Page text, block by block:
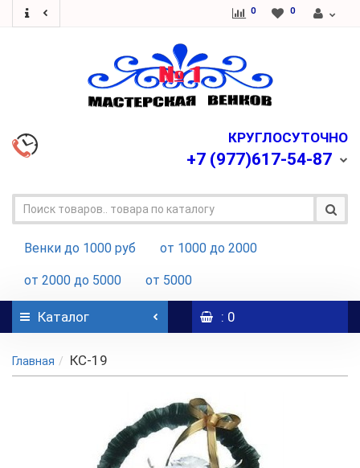
0 0
КРУГЛОСУТОЧНО
+7 (977)617-54-87
Венки до 1000 руб от 1000 до 2000
от 2000 до 5000 от 5000
Каталог : 0
Главная КС-19